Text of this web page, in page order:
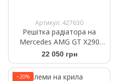
Артикул: 427630
Решітка радіатора на
Mercedes AMG GT X290
2018- GT Chrome Black
22 050 грн
−20%